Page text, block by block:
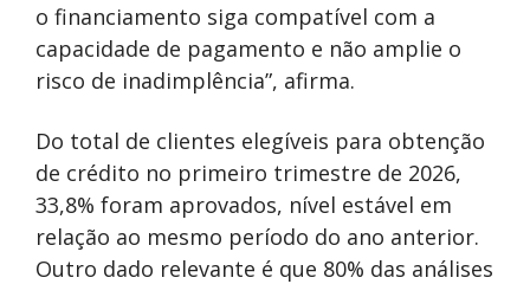
o financiamento siga compatível com a
capacidade de pagamento e não amplie o
risco de inadimplência”, afirma.
Do total de clientes elegíveis para obtenção
de crédito no primeiro trimestre de 2026,
33,8% foram aprovados, nível estável em
relação ao mesmo período do ano anterior.
Outro dado relevante é que 80% das análises